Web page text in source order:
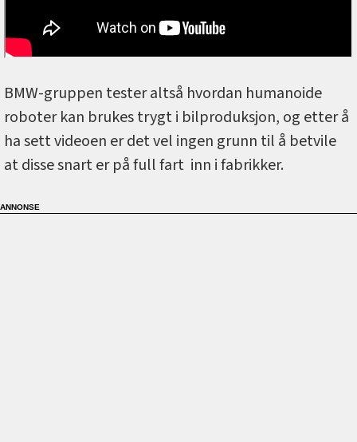
BMW-gruppen tester altså hvordan humanoide
roboter kan brukes trygt i bilproduksjon, og etter å
ha sett videoen er det vel ingen grunn til å betvile
at disse snart er på full fart inn i fabrikker.